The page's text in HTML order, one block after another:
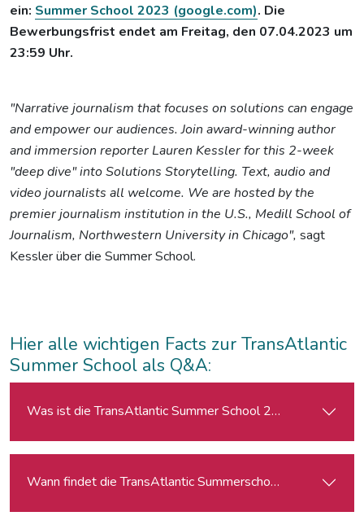
ein: Summer School 2023 (google.com). Die
Bewerbungsfrist endet am Freitag, den 07.04.2023 um
23:59 Uhr.
"Narrative journalism that focuses on solutions can engage
and empower our audiences. Join award-winning author
and immersion reporter Lauren Kessler for this 2-week
"deep dive" into Solutions Storytelling. Text, audio and
video journalists all welcome. We are hosted by the
premier journalism institution in the U.S., Medill School of
Journalism, Northwestern University in Chicago", sagt
Kessler über die Summer School.
Hier alle wichtigen Facts zur TransAtlantic
Summer School als Q&A:
Was ist die TransAtlantic Summer School 2023?
Wann findet die TransAtlantic Summerschool 2023 statt?